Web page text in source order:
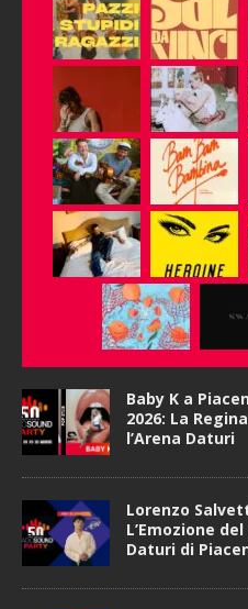
Baby K a
2026: La
l’Arena Daturi
Lorenzo
L’Emozione
Daturi di